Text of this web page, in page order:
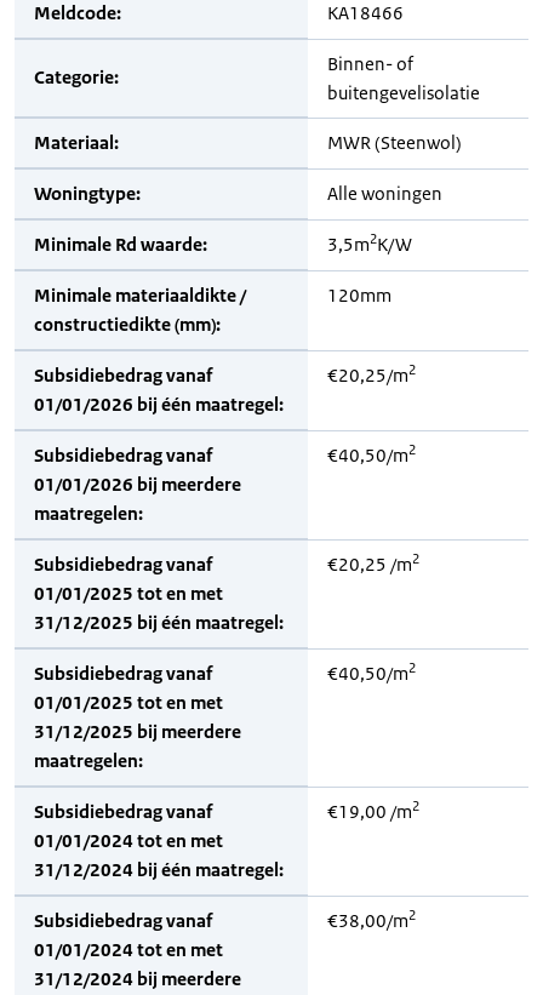
Meldcode: KA18466
Categorie:
Binnen- of
buitengevelisolatie
Materiaal: MWR (Steenwol)
Woningtype: Alle woningen
Minimale Rd waarde: 3,5m2K/W
Minimale materiaaldikte /
constructiedikte (mm):
120mm
Subsidiebedrag vanaf
01/01/2026 bij één maatregel:
€20,25/m2
Subsidiebedrag vanaf
01/01/2026 bij meerdere
maatregelen:
€40,50/m2
Subsidiebedrag vanaf
01/01/2025 tot en met
31/12/2025 bij één maatregel:
€20,25 /m2
Subsidiebedrag vanaf
01/01/2025 tot en met
31/12/2025 bij meerdere
maatregelen:
€40,50/m2
Subsidiebedrag vanaf
01/01/2024 tot en met
31/12/2024 bij één maatregel:
€19,00 /m2
Subsidiebedrag vanaf
01/01/2024 tot en met
31/12/2024 bij meerdere
€38,00/m2